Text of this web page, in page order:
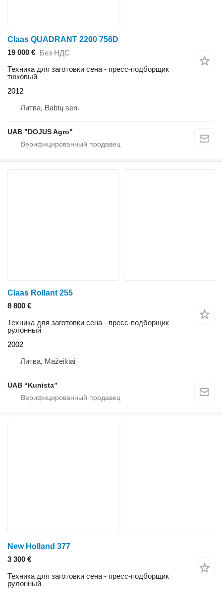
Claas QUADRANT 2200 756D
19 000 € Без НДС
Техника для заготовки сена - пресс-подборщик
тюковый
2012
Литва, Babtų sen.
UAB "DOJUS Agro"
Claas Rollant 255
8 800 €
Техника для заготовки сена - пресс-подборщик
рулонный
2002
Литва, Mažeikiai
UAB “Kunista”
New Holland 377
3 300 €
Техника для заготовки сена - пресс-подборщик
рулонный